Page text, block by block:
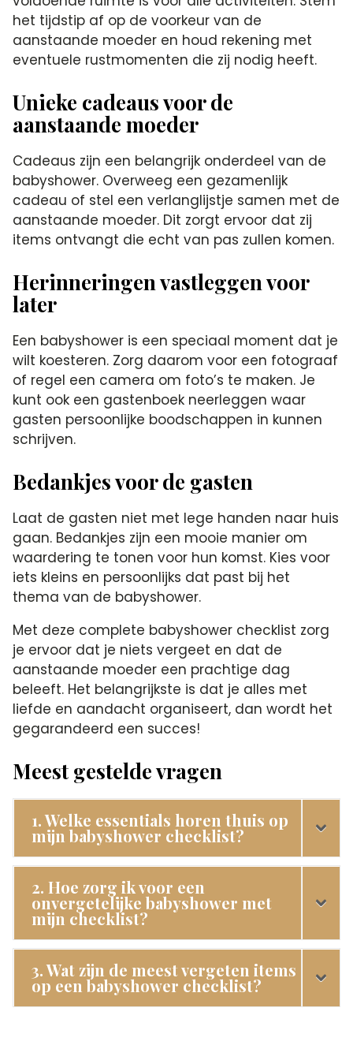
het tijdstip af op de voorkeur van de
aanstaande moeder en houd rekening met
eventuele rustmomenten die zij nodig heeft.​
Unieke cadeaus voor de
aanstaande moeder
Cadeaus zijn een belangrijk onderdeel van de
babyshower.​ Overweeg een gezamenlijk
cadeau of stel een verlanglijstje samen met de
aanstaande moeder.​ Dit zorgt ervoor dat zij
items ontvangt die echt van pas zullen komen.​
Herinneringen vastleggen voor
later
Een babyshower is een speciaal moment dat je
wilt koesteren.​ Zorg daarom voor een fotograaf
of regel een camera om foto’s te maken.​ Je
kunt ook een gastenboek neerleggen waar
gasten persoonlijke boodschappen in kunnen
schrijven.​
Bedankjes voor de gasten
Laat de gasten niet met lege handen naar huis
gaan.​ Bedankjes zijn een mooie manier om
waardering te tonen voor hun komst.​ Kies voor
iets kleins en persoonlijks dat past bij het
thema van de babyshower.​
Met deze complete babyshower checklist zorg
je ervoor dat je niets vergeet en dat de
aanstaande moeder een prachtige dag
beleeft.​ Het belangrijkste is dat je alles met
liefde en aandacht organiseert, dan wordt het
gegarandeerd een succes!
Meest gestelde vragen
1. Welke essentials horen thuis op
mijn babyshower checklist?
2. Hoe zorg ik voor een
onvergetelijke babyshower met
mijn checklist?
3. Wat zijn de meest vergeten items
op een babyshower checklist?